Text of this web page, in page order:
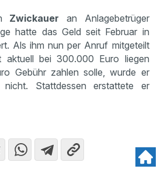
Zwickauer an Anlagebetrüger
hatte das Geld seit Februar in
Als ihm nun per Anruf mitgeteilt
aktuell bei 300.000 Euro liegen
Gebühr zahlen solle, wurde er
Stattdessen erstattete er